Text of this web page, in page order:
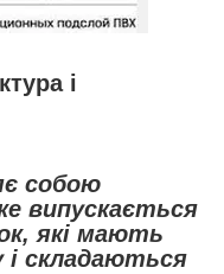
і
собою
випускається
які мають
складаються